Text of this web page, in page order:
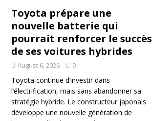
Toyota prépare une
nouvelle batterie qui
pourrait renforcer le succès
de ses voitures hybrides
August 6, 2026 0
Toyota continue d’investir dans
l’électrification, mais sans abandonner sa
stratégie hybride. Le constructeur japonais
développe une nouvelle génération de